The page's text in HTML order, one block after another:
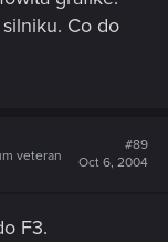
Co do
veteran
#89
Oct 6, 2004
F3.